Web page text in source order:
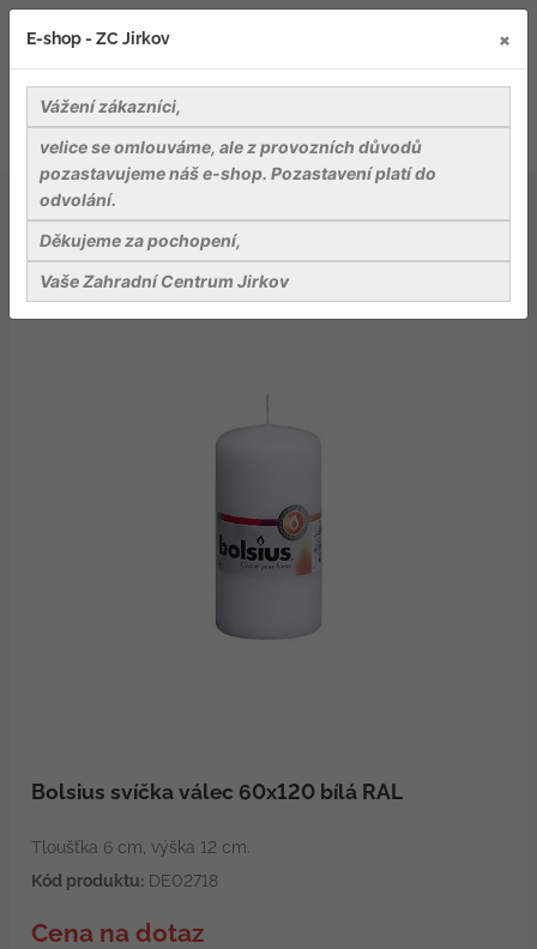
Bydlení a relaxace v zahradě
Bolsius svíčka válec 60x120 bílá RAL
Bolsius svíčka válec 60x120 bílá RAL
Tloušťka 6 cm, výška 12 cm.
Kód produktu:DE02718
Cena na dotaz
E-shop - ZC Jirkov ×
Vážení zákazníci,
velice se omlouváme, ale z provozních důvodů
pozastavujeme náš e-shop. Pozastavení platí do
odvolání.
Děkujeme za pochopení,
Vaše Zahradní Centrum Jirkov